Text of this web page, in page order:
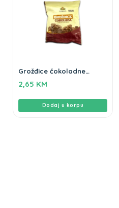
Grožđice čokoladne
2,65 KM
Dodaj u korpu